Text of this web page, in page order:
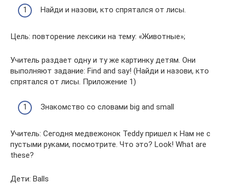
Найди и назови, кто спрятался от лисы.
Цель: повторение лексики на тему: «Животные»;
Учитель раздает одну и ту же картинку детям. Они
выполняют задание: Find and say! (Найди и назови, кто
спрятался от лисы. Приложение 1)
Знакомство со словами big and small
Учитель: Сегодня медвежонок Teddy пришел к Нам не с
пустыми руками, посмотрите. Что это? Look! What are
these?
Дети: Balls